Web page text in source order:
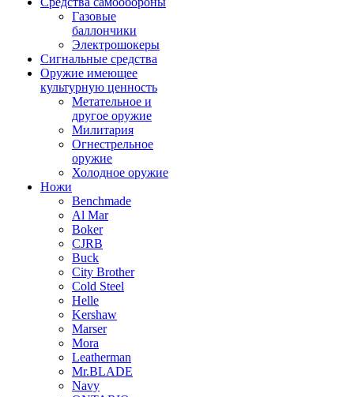
Газовые
баллончики
Электрошокеры
Сигнальные средства
Оружие имеющее
культурную ценность
Метательное и
другое оружие
Милитария
Огнестрельное
оружие
Холодное оружие
Ножи
Benchmade
Al Mar
Boker
CJRB
Buck
City Brother
Cold Steel
Helle
Kershaw
Marser
Mora
Leatherman
Mr.BLADE
Navy